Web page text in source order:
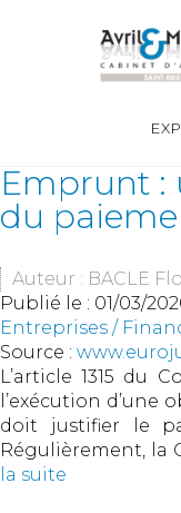
Emprunt :
du
Auteur : BACLE
Publié le : 01/03/
Entreprises /
Source :
L’article 1315 du
l’exécution
doit justifier le
Régulièrement, la
la suite